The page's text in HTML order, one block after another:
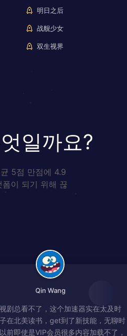
明日之后
战舰少女
双生视界
일까요?
5점 만점에 4.9
이 되기 위해 끊
Qin Wang
剧总看不了，这个加速器实在太及时
在北美读书，get到了新技能，无聊时
前即使是VIP会员很多内容加载不了，